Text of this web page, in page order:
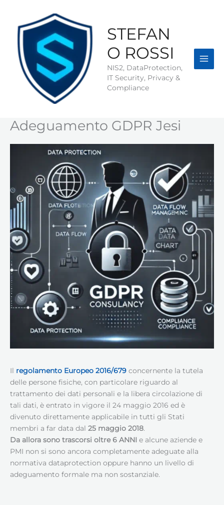
contenuto
STEFAN
O ROSSI
NIS2, DataProtection,
IT Security, Privacy &
Compliance
Adeguamento GDPR Jesi
Il regolamento Europeo 2016/679 concernente la tutela
delle persone fisiche, con particolare riguardo al
trattamento dei dati personali e la libera circolazione di
tali dati, è entrato in vigore il 24 maggio 2016 ed è
divenuto direttamente applicabile in tutti gli Stati
membri a far data dal 25 maggio 2018.
Da allora sono trascorsi oltre 6 ANNI e alcune aziende e
PMI non si sono ancora completamente adeguate alla
normativa dataprotection oppure hanno un livello di
adeguamento formale ma non sostanziale.